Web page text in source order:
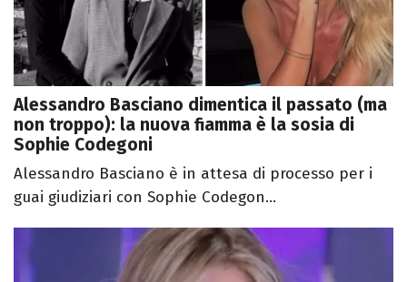
Alessandro Basciano dimentica il passato (ma
non troppo): la nuova fiamma è la sosia di
Sophie Codegoni
Alessandro Basciano è in attesa di processo per i
guai giudiziari con Sophie Codegon...